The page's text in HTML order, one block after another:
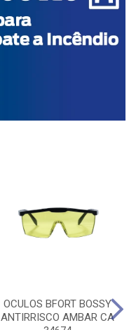
OCULOS BFORT BOSSY
ANTIRRISCO AMBAR CA